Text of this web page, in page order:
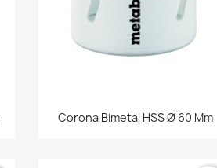
Vista rápida
Corona Bimetal HSS Ø 60 Mm